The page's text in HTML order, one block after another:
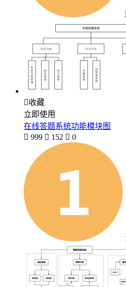
收藏
立即使用
在线答题系统功能模块图
 999  152  0